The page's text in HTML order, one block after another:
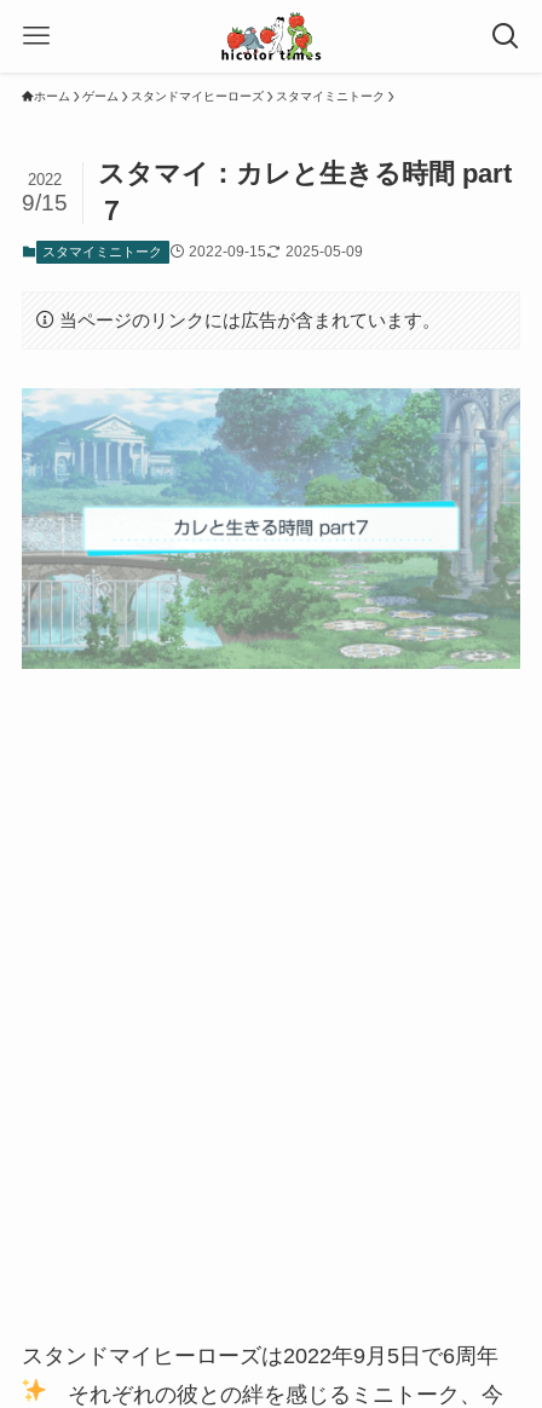
ホーム ゲーム スタンドマイヒーローズ スタマイミニトーク
スタマイ：カレと生きる時間 part
７
2022
9/15
スタマイミニトーク 2022-09-15 2025-05-09
当ページのリンクには広告が含まれています。
スタンドマイヒーローズは2022年9月5日で6周年
それぞれの彼との絆を感じるミニトーク、今